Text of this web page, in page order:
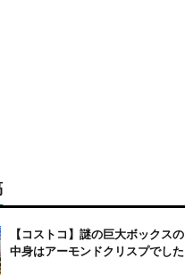
【コストコ】謎の巨大ボックスの
中身はアーモンドクリスプでした